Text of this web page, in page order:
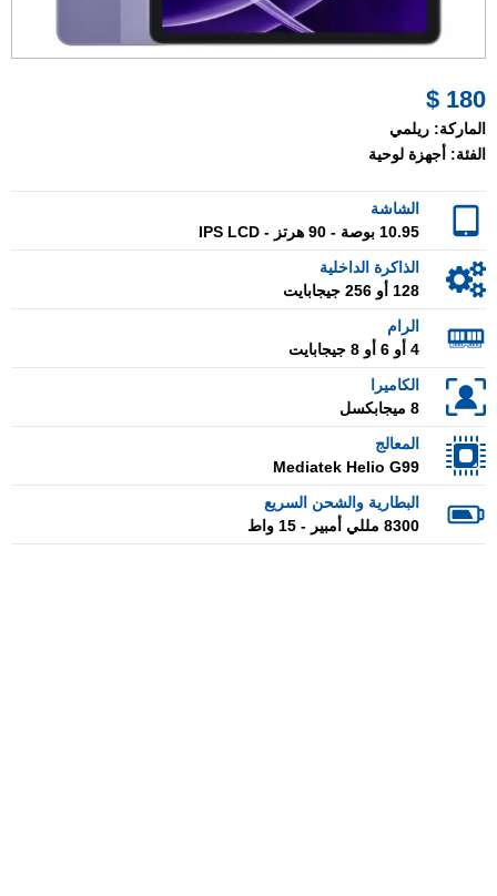
180 $
الماركة: ريلمي
الفئة: أجهزة لوحية
الشاشة
10.95 بوصة - 90 هرتز - IPS LCD
الذاكرة الداخلية
128 أو 256 جيجابايت
الرام
4 أو 6 أو 8 جيجابايت
الكاميرا
8 ميجابكسل
المعالج
Mediatek Helio G99
البطارية والشحن السريع
8300 مللي أمبير - 15 واط